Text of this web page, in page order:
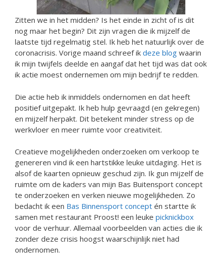
Zitten we in het midden? Is het einde in zicht of is dit
nog maar het begin? Dit zijn vragen die ik mijzelf de
laatste tijd regelmatig stel. Ik heb het natuurlijk over de
coronacrisis. Vorige maand schreef ik deze blog waarin
ik mijn twijfels deelde en aangaf dat het tijd was dat ook
ik actie moest ondernemen om mijn bedrijf te redden.
Die actie heb ik inmiddels ondernomen en dat heeft
positief uitgepakt. Ik heb hulp gevraagd (en gekregen)
en mijzelf herpakt. Dit betekent minder stress op de
werkvloer en meer ruimte voor creativiteit.
Creatieve mogelijkheden onderzoeken om verkoop te
genereren vind ik een hartstikke leuke uitdaging. Het is
alsof de kaarten opnieuw geschud zijn. Ik gun mijzelf de
ruimte om de kaders van mijn Bas Buitensport concept
te onderzoeken en verken nieuwe mogelijkheden. Zo
bedacht ik een Bas Binnensport concept én startte ik
samen met restaurant Proost! een leuke picknickbox
voor de verhuur. Allemaal voorbeelden van acties die ik
zonder deze crisis hoogst waarschijnlijk niet had
ondernomen.